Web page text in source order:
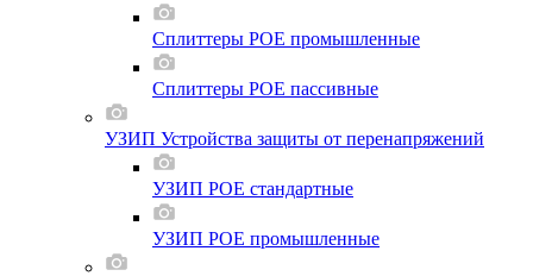
Сплиттеры POE промышленные
Сплиттеры POE пассивные
УЗИП Устройства защиты от перенапряжений
УЗИП POE стандартные
УЗИП POE промышленные